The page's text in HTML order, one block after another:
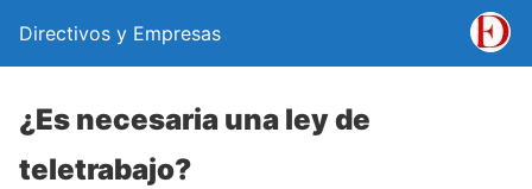
Directivos y Empresas
¿Es necesaria una ley de
teletrabajo?